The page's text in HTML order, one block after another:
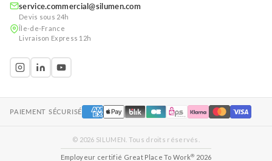
service.commercial@silumen.com
Devis sous 24h
Île-de-France
Livraison Express 12h
PAIEMENT SÉCURISÉ
© 2026 SILUMEN. Tous droits réservés.
Employeur certifié Great Place To Work® 2026